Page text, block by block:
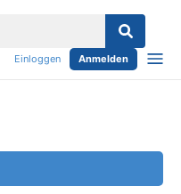
Einloggen Anmelden